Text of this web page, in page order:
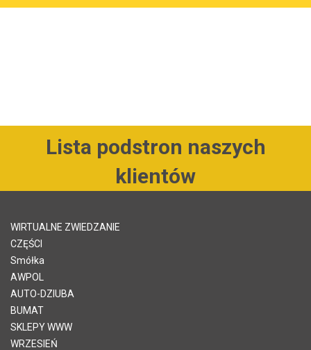
Lista podstron naszych
klientów
WIRTUALNE ZWIEDZANIE
CZĘŚCI
Smółka
AWPOL
AUTO-DZIUBA
BUMAT
SKLEPY WWW
WRZESIEŃ